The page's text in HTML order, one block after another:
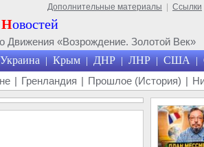
Дополнительные материалы Ссылки
Новостей
Движения «Возрождение. Золотой Век»
Украина | Крым | ДНР | ЛНР | США |
| Гренландия | Прошлое (История) |